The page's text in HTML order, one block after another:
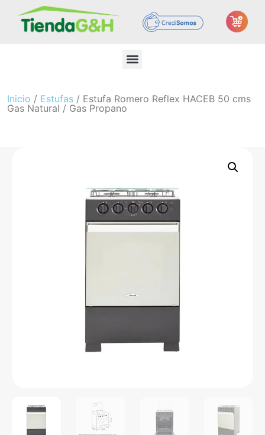
Inicio / Estufas / Estufa Romero Reflex HACEB 50 cms
Gas Natural / Gas Propano